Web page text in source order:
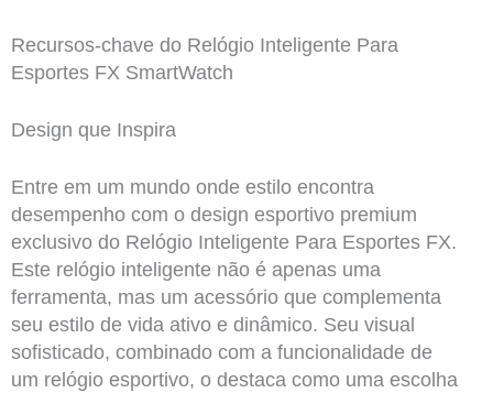
Recursos-chave do Relógio Inteligente Para
Esportes FX SmartWatch
Design que Inspira
Entre em um mundo onde estilo encontra
desempenho com o design esportivo premium
exclusivo do Relógio Inteligente Para Esportes FX.
Este relógio inteligente não é apenas uma
ferramenta, mas um acessório que complementa
seu estilo de vida ativo e dinâmico. Seu visual
sofisticado, combinado com a funcionalidade de
um relógio esportivo, o destaca como uma escolha